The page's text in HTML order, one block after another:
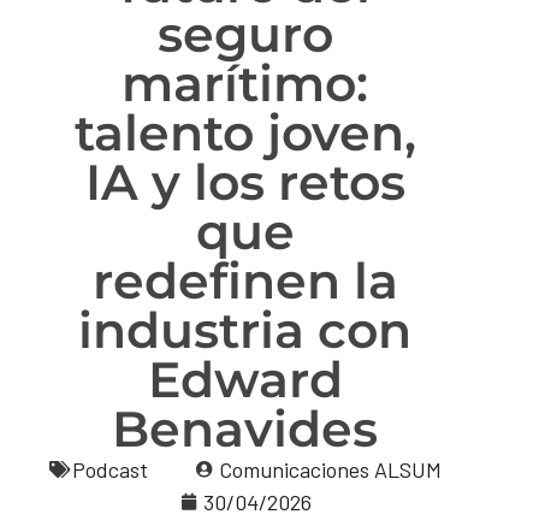
seguro
marítimo:
talento joven,
IA y los retos
que
redefinen la
industria con
Edward
Benavides
Podcast
Comunicaciones ALSUM
30/04/2026